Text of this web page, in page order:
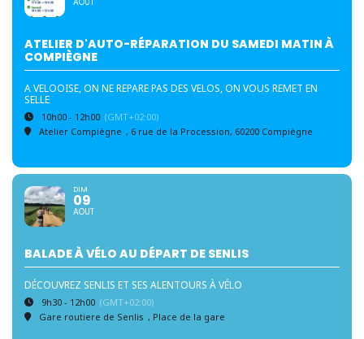
ATELIER D'AUTO-RÉPARATION DU SAMEDI MATIN À
COMPIÈGNE
A VELOOISE, ON NE REPARE PAS DES VELOS, ON VOUS REMET EN
SELLE
10h00 - 12h00 (GMT+02:00)
Atelier Compiègne , 6 rue de la Procession, 60200 Compiègne
DIM
09
AOUT
BALADE À VÉLO AU DÉPART DE SENLIS
DÉCOUVREZ SENLIS ET SES ALENTOURS À VÉLO
9h30 - 12h00 (GMT+02:00)
Gare routiere de Senlis , Place de la gare